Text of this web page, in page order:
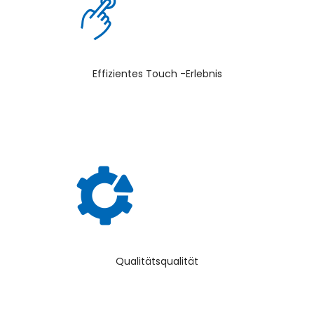
Effizientes Touch -Erlebnis
Qualitätsqualität